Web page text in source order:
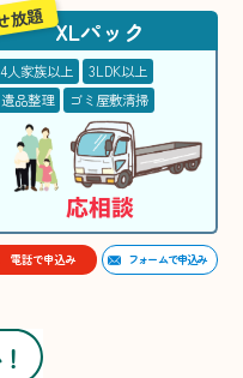
XLパック
4人家族以上
3LDK以上
遺品整理
ゴミ屋敷清掃
応相談
放題
電話で申込み フォームで申込み